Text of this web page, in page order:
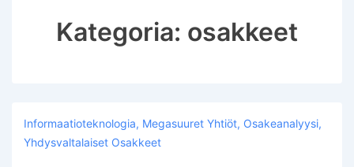
Kategoria: osakkeet
Informaatioteknologia, Megasuuret Yhtiöt, Osakeanalyysi,
Yhdysvaltalaiset Osakkeet